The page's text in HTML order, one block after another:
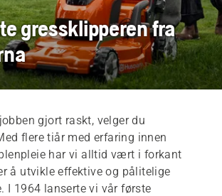
gressklipperen fra
gjort raskt, velger du
flere tiår med erfaring innen
har vi alltid vært i forkant
å utvikle effektive og pålitelige
I 1964 lanserte vi vår første